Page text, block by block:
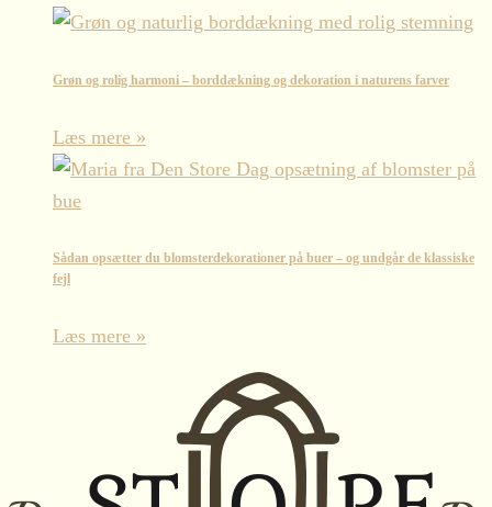
Grøn og rolig harmoni – borddækning og dekoration i naturens farver
Læs mere »
Sådan opsætter du blomsterdekorationer på buer – og undgår de klassiske
fejl
Læs mere »